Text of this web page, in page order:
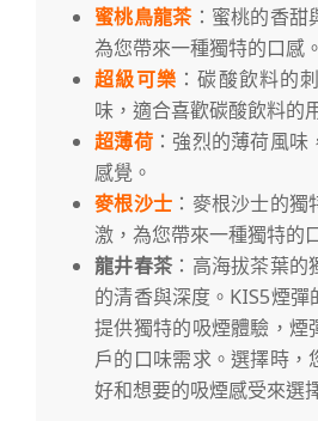
蜜桃鳥龍茶：蜜桃的香甜
為您帶來一種獨特的口感。
超級可樂 ：碳酸飲料的
味，適合喜歡碳酸飲料的
超薄荷 ：強烈的薄荷風
感覺。
麥根沙士 ：麥根沙士的
激，為您帶來一種獨特的
龍井春茶 ：高海拔茶葉
的清香與深度。KIS5煙彈
提供獨特的吸煙體驗，煙
戶的口味需求。選擇時，
好和想要的吸煙感受來選